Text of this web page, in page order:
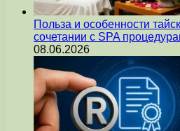
Польза и особенности
сочетании с SPA
08.06.2026